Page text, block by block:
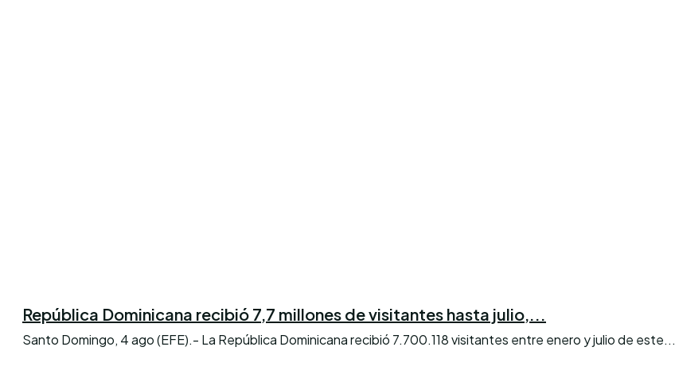
República Dominicana recibió 7,7 millones de visitantes hasta julio,...
Santo Domingo, 4 ago (EFE).- La República Dominicana recibió 7.700.118 visitantes entre enero y julio de este...